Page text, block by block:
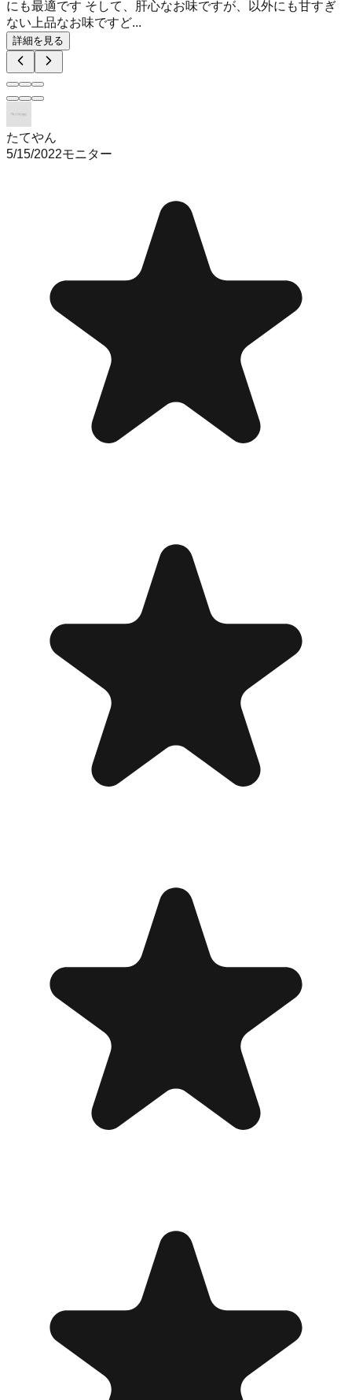
にも最適です そして、肝心なお味ですが、以外にも甘すぎ
ない上品なお味ですど...
詳細を見る
たてやん
5/15/2022モニター